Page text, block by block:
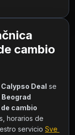
cambio
Deal se
Beograd
cambio
horarios de
servicio Sve